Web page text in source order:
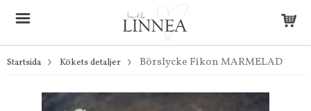
Startsida Kökets detaljer Börslycke Fikon MARMELAD